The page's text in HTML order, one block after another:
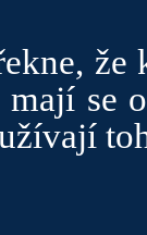
že
mají se